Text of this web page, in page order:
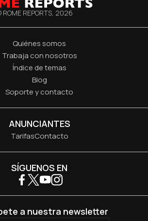
ROME REPORTS, 2026
Quiénes somos
Trabaja con nosotros
Índice de temas
Blog
Soporte y contacto
ANUNCIANTES
TarifasContacto
SÍGUENOS EN
a nuestra newsletter